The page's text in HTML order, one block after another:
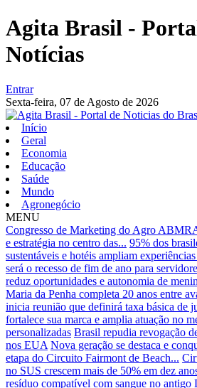
Agita Brasil -
Notícias
Entrar
Sexta-feira, 07 de Agosto de 2026
Início
Geral
Economia
Educação
Saúde
Mundo
Agronegócio
MENU
Congresso de Marketing do Agro
e estratégia no centro das... 95% dos
sustentáveis e hotéis ampliam
será o recesso de fim de ano para
reduz oportunidades e autonomia de
Maria da Penha completa 20 anos entre
inicia reunião que definirá taxa básica de
fortalece sua marca e amplia atuação no
personalizadas Brasil repudia revogação
nos EUA Nova geração se destaca e
etapa do Circuito Fairmont de Beach...
no SUS crescem mais de 50% em dez
resíduo compatível com sangue no antigo